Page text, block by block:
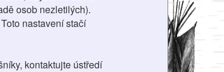
osob nezletilých).
nastavení stačí
kontaktujte ústředí